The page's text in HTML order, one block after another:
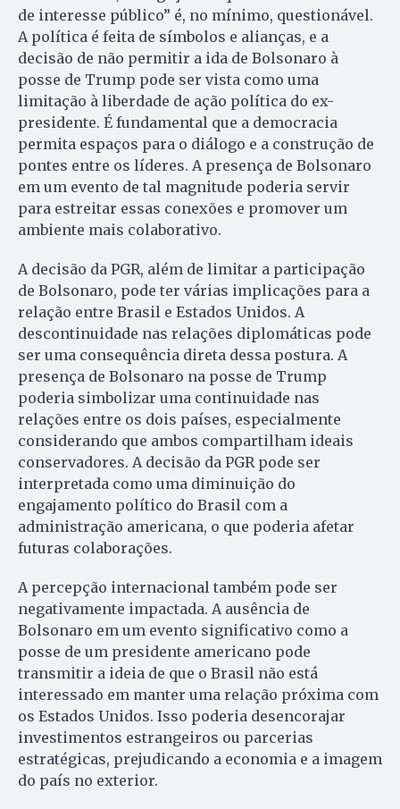
de interesse público” é, no mínimo, questionável.
A política é feita de símbolos e alianças, e a
decisão de não permitir a ida de Bolsonaro à
posse de Trump pode ser vista como uma
limitação à liberdade de ação política do ex-
presidente. É fundamental que a democracia
permita espaços para o diálogo e a construção de
pontes entre os líderes. A presença de Bolsonaro
em um evento de tal magnitude poderia servir
para estreitar essas conexões e promover um
ambiente mais colaborativo.
A decisão da PGR, além de limitar a participação
de Bolsonaro, pode ter várias implicações para a
relação entre Brasil e Estados Unidos. A
descontinuidade nas relações diplomáticas pode
ser uma consequência direta dessa postura. A
presença de Bolsonaro na posse de Trump
poderia simbolizar uma continuidade nas
relações entre os dois países, especialmente
considerando que ambos compartilham ideais
conservadores. A decisão da PGR pode ser
interpretada como uma diminuição do
engajamento político do Brasil com a
administração americana, o que poderia afetar
futuras colaborações.
A percepção internacional também pode ser
negativamente impactada. A ausência de
Bolsonaro em um evento significativo como a
posse de um presidente americano pode
transmitir a ideia de que o Brasil não está
interessado em manter uma relação próxima com
os Estados Unidos. Isso poderia desencorajar
investimentos estrangeiros ou parcerias
estratégicas, prejudicando a economia e a imagem
do país no exterior.